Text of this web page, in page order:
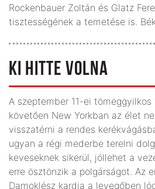
Rockenbauer Zoltán és Glatz
tisztességének a temetése is.
KI HITTE VOLNA
A szeptember 11-ei
követően New Yorkban az élet
visszatérni a rendes
ugyan a régi mederbe terelni
keveseknek sikerül, jóllehet a
erre ösztönzik a polgárságot. Az
Damoklész kardja a levegőben